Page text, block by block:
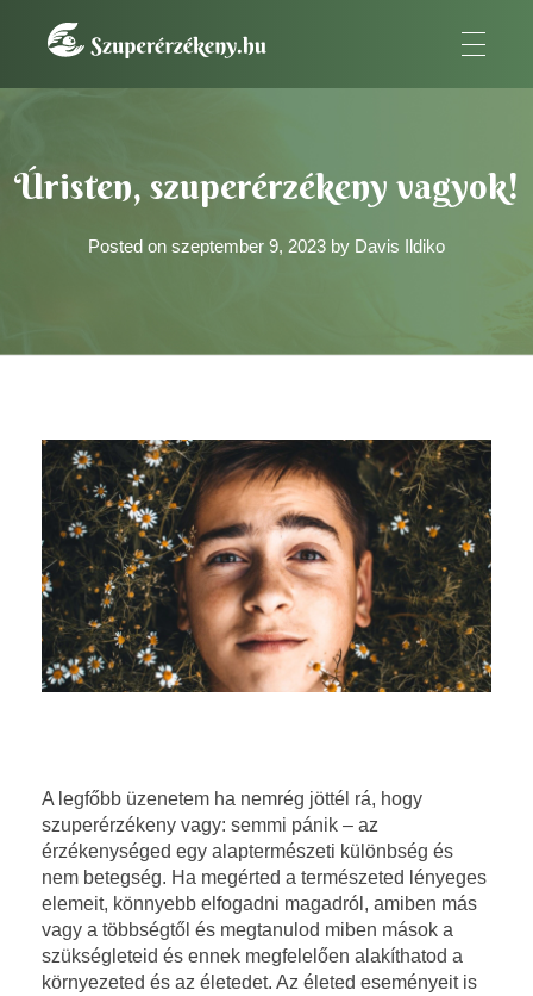
Úristen, szuperérzékeny vagyok!
Posted on szeptember 9, 2023 by Davis Ildiko
Ú
r
i
s
t
A legfőbb üzenetem ha nemrég jöttél rá, hogy
szuperérzékeny vagy: semmi pánik – az
érzékenységed egy alaptermészeti különbség és
nem betegség. Ha megérted a természeted lényeges
elemeit, könnyebb elfogadni magadról, amiben más
vagy a többségtől és megtanulod miben mások a
szükségleteid és ennek megfelelően alakíthatod a
környezeted és az életedet. Az életed eseményeit is